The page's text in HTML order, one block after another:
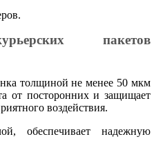
пакетов
толщиной не менее 50 мкм
от посторонних и защищает
воздействия.
обеспечивает надежную